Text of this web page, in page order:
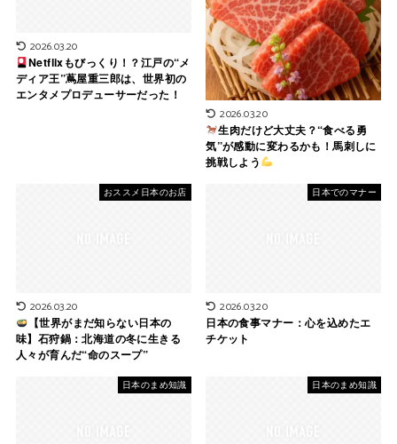
2026.03.20
Netflixもびっくり！？江戸の“メ
ディア王”蔦屋重三郎は、世界初の
エンタメプロデューサーだった！
2026.03.20
生肉だけど大丈夫？“食べる勇
気”が感動に変わるかも！馬刺しに
挑戦しよう
おススメ日本のお店
2026.03.20
【世界がまだ知らない日本の
味】石狩鍋：北海道の冬に生きる
人々が育んだ“命のスープ”
日本でのマナー
2026.03.20
日本の食事マナー：心を込めたエ
チケット
日本のまめ知識 日本のまめ知識